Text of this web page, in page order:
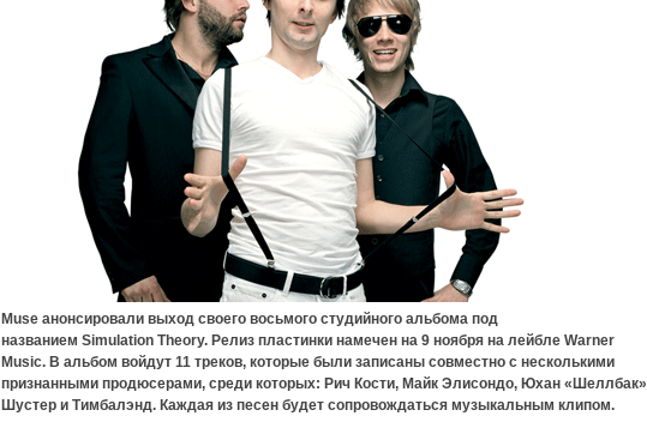
Muse анонсировали выход своего восьмого студийного альбома под
названием Simulation Theory. Релиз пластинки намечен на 9 ноября на лейбле Warner
Music. В альбом войдут 11 треков, которые были записаны совместно с несколькими
признанными продюсерами, среди которых: Рич Кости, Майк Элисондо, Юхан «Шеллбак»
Шустер и Тимбалэнд. Каждая из песен будет сопровождаться музыкальным клипом.